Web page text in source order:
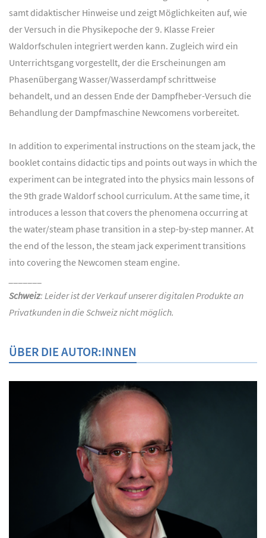
samt didaktischer Hinweise und zeigt Möglichkeiten auf, wie
der Versuch in die Physikepoche der 9. Klasse Freier
Waldorfschulen integriert werden kann. Zugleich wird ein
Unterrichtsgang vorgestellt, der die Erscheinungen am
Phasenübergang Wasser/Wasserdampf schrittweise
behandelt, und an dessen Ende der Dampfheber-Versuch die
Behandlung der Dampfmaschine Newcomens vorbereitet.
In addition to experimental instructions on the steam jack, the
booklet contains didactic tips and points out ways in which the
experiment can be integrated into the physics main lessons of
the 9th grade Waldorf school curriculum. At the same time, it
introduces a lesson that covers the phenomena occurring at
the water/steam phase transition in a step-by-step manner. At
the end of the lesson, the steam jack experiment transitions
into covering the Newcomen steam engine.
Schweiz: Leider ist der Verkauf unserer digitalen Produkte an
Privatkunden in die Schweiz nicht möglich.
ÜBER DIE AUTOR:INNEN